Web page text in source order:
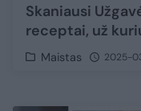
Skaniausi
receptai, už
Maistas 2025-